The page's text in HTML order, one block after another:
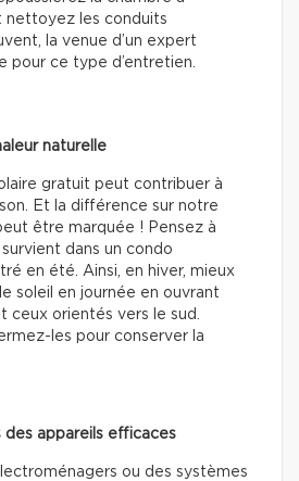
nettoyez les conduits
la venue d’un expert
pour ce type d’entretien.
naturelle
gratuit peut contribuer à
Et la différence sur notre
être marquée ! Pensez à
dans un condo
en été. Ainsi, en hiver, mieux
soleil en journée en ouvrant
ceux orientés vers le sud.
les pour conserver la
des appareils efficaces
ou des systèmes